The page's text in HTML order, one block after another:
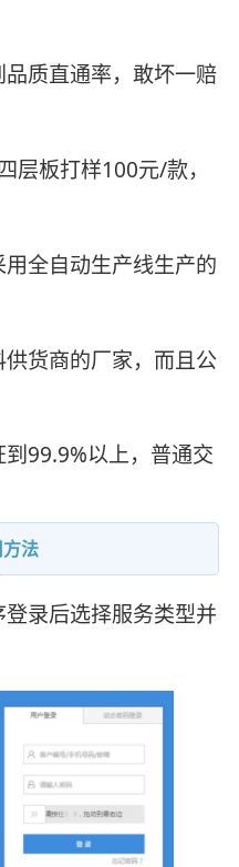
质直通率，敢坏一赔
层板打样100元/款，
全自动生产线生产的
货商的厂家，而且公
99.9%以上，普通交
法
录后选择服务类型并